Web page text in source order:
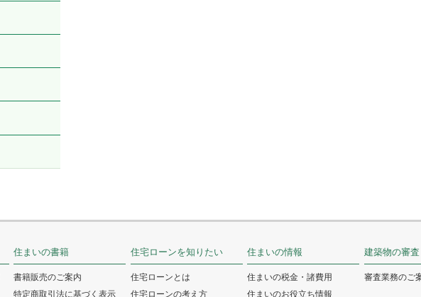
住まいの書籍
書籍販売のご案内
特定商取引法に基づく表示
住宅ローンを知りたい
住宅ローンとは
住宅ローンの考え方
住まいの情報
住まいの税金・諸費用
住まいのお役立ち情報
建築物の審査
審査業務のご